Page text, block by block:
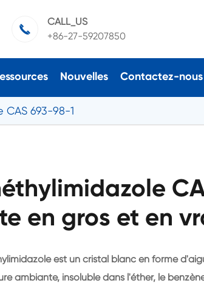

CALL_US
+86-27-59207850
Nouvelles Contactez-nous
CAS 693-98-1
en gros et en
est un cristal blanc en forme
ambiante, insoluble dans l'éther, le